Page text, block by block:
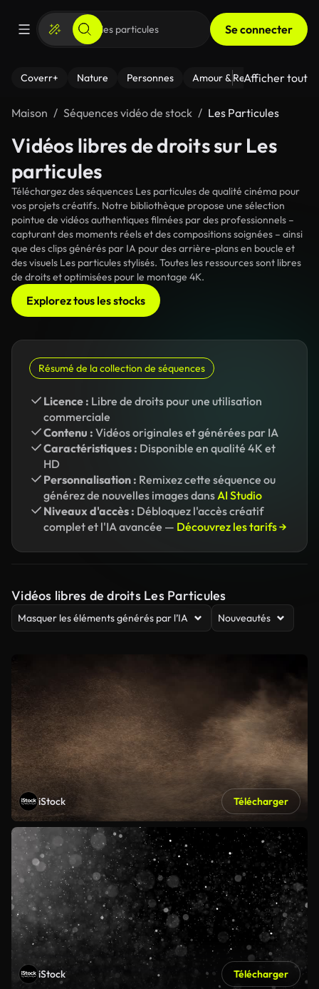
Se connecter
Coverr+ Nature Personnes Amour & Relations Le
Afficher tout
Maison Séquences vidéo de stock Les Particules
Vidéos libres de droits sur Les
particules
Téléchargez des séquences Les particules de qualité cinéma pour
vos projets créatifs. Notre bibliothèque propose une sélection
pointue de vidéos authentiques filmées par des professionnels –
capturant des moments réels et des compositions soignées – ainsi
que des clips générés par IA pour des arrière-plans en boucle et
des visuels Les particules stylisés. Toutes les ressources sont libres
de droits et optimisées pour le montage 4K.
Explorez tous les stocks
Résumé de la collection de séquences
Licence : Libre de droits pour une utilisation
commerciale
Contenu : Vidéos originales et générées par IA
Caractéristiques : Disponible en qualité 4K et
HD
Personnalisation : Remixez cette séquence ou
générez de nouvelles images dansAI Studio
Niveaux d'accès : Débloquez l'accès créatif
complet et l'IA avancée — Découvrez les tarifs →
Vidéos libres de droits Les Particules
Masquer les éléments générés par l’IA Nouveautés
iStock Télécharger
iStock Télécharger